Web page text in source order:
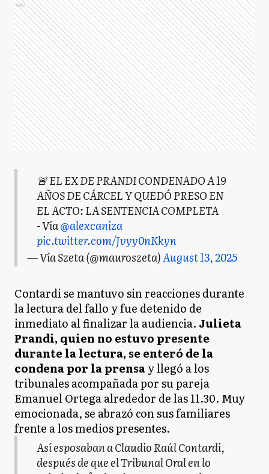
Ads
🚨 EL EX DE PRANDI CONDENADO A 19
AÑOS DE CÁRCEL Y QUEDÓ PRESO EN
EL ACTO: LA SENTENCIA COMPLETA
- Vía@alexcaniza
pic.twitter.com/Jvyy0nKkyn
— Vía Szeta (@mauroszeta)August 13, 2025
Contardi se mantuvo sin reacciones durante
la lectura del fallo y fue detenido de
inmediato al finalizar la audiencia. Julieta
Prandi, quien no estuvo presente
durante la lectura, se enteró de la
condena por la prensay llegó a los
tribunales acompañada por su pareja
Emanuel Ortega alrededor de las 11.30. Muy
emocionada, se abrazó con sus familiares
frente a los medios presentes.
Así esposaban a Claudio Raúl Contardi,
después de que el Tribunal Oral en lo